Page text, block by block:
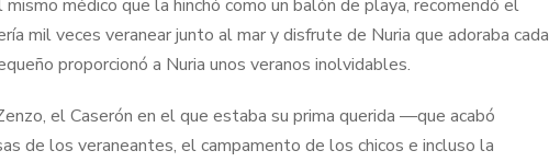
médico que la hinchó como un balón de playa, recomendó el
mil veces veranear junto al mar y disfrute de Nuria que adoraba cada
proporcionó a Nuria unos veranos inolvidables.
el Caserón en el que estaba su prima querida —que acabó
de los veraneantes, el campamento de los chicos e incluso la